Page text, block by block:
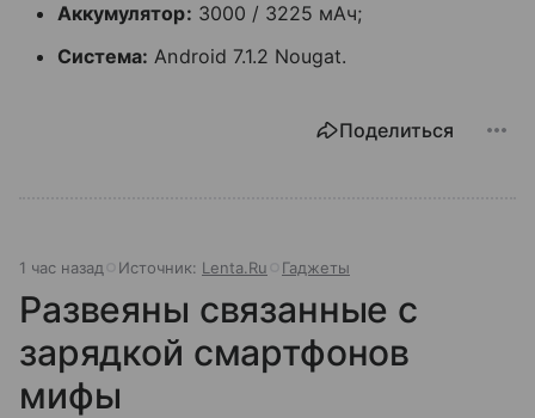
Аккумулятор: 3000 / 3225 мАч;
Система: Android 7.1.2 Nougat.
Поделиться
1 час назад Источник: Lenta.Ru Гаджеты
Развеяны связанные с
зарядкой смартфонов
мифы